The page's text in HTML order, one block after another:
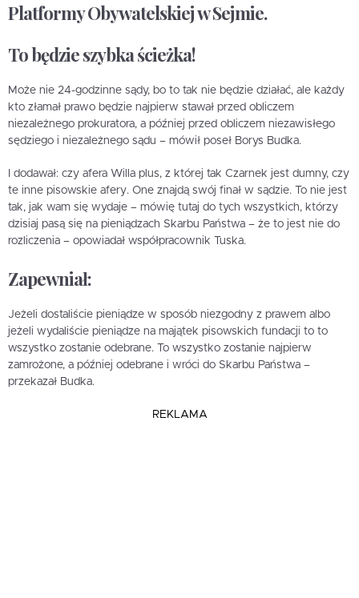
Platformy Obywatelskiej w Sejmie.
To będzie szybka ścieżka!
Może nie 24-godzinne sądy, bo to tak nie będzie działać, ale każdy
kto złamał prawo będzie najpierw stawał przed obliczem
niezależnego prokuratora, a później przed obliczem niezawisłego
sędziego i niezależnego sądu – mówił poseł Borys Budka.
I dodawał: czy afera Willa plus, z której tak Czarnek jest dumny, czy
te inne pisowskie afery. One znajdą swój finał w sądzie. To nie jest
tak, jak wam się wydaje – mówię tutaj do tych wszystkich, którzy
dzisiaj pasą się na pieniądzach Skarbu Państwa – że to jest nie do
rozliczenia – opowiadał współpracownik Tuska.
Zapewniał:
Jeżeli dostaliście pieniądze w sposób niezgodny z prawem albo
jeżeli wydaliście pieniądze na majątek pisowskich fundacji to to
wszystko zostanie odebrane. To wszystko zostanie najpierw
zamrożone, a później odebrane i wróci do Skarbu Państwa –
przekazał Budka.
REKLAMA